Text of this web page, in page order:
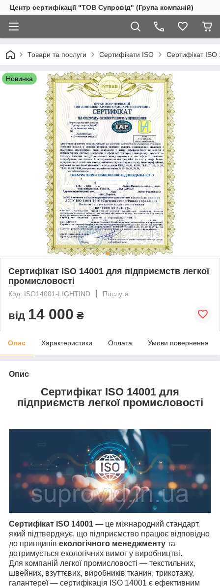
Центр сертифікації "ТОВ Супровід" (Група компаній)
Товари та послуги Сертифікати ISO Сертифікат ISO
Новинка
Сертифікат ISO 14001 для підприємств легкої
промисловості
Код: ISO14001-LIGHTIND Послуга
від 14 000 ₴
Опис Характеристики Оплата Умови повернення
Опис
Сертифікат ISO 14001 для
підприємств легкої промисловості
Сертифікат ISO 14001 — це міжнародний стандарт,
який підтверджує, що підприємство працює відповідно
до принципів екологічного менеджменту та
дотримується екологічних вимог у виробництві.
Для компаній легкої промисловості — текстильних,
швейних, взуттєвих, виробників тканин, трикотажу,
галантереї — сертифікація ISO 14001 є ефективним